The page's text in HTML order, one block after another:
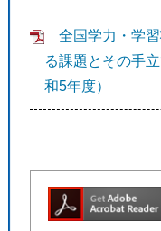
全国学力・学習
る課題とその手
和5年度）